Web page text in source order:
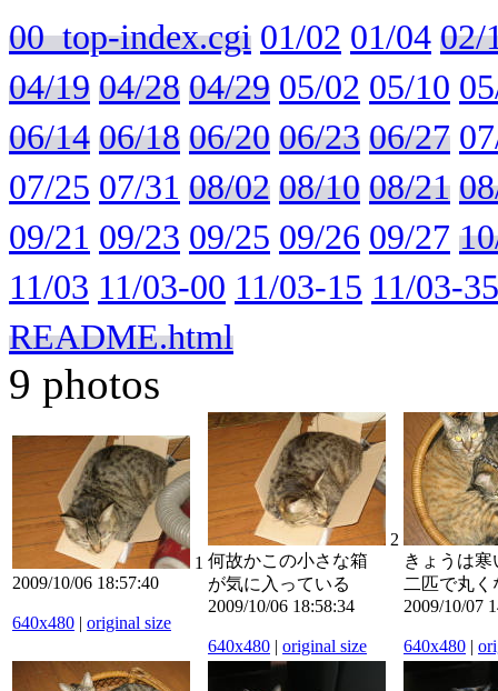
00_top-index.cgi 01/02 01/04 02/
04/19 04/28 04/29 05/02 05/10
06/14 06/18 06/20 06/23 06/27
07/25 07/31 08/02 08/10 08/21
09/21 09/23 09/25 09/26 09/27
11/03 11/03-00 11/03-15 11/03-35
README.html
9 photos
1
2009/10/06 18:57:40
640x480 | original size
2
何故かこの小さな箱
が気に入っている
2009/10/06 18:58:34
640x480 | original size
きょうは寒
二匹で丸
2009/10/07
640x480 |